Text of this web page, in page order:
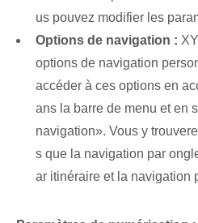
us pouvez modifier les
Options de navigation :
options de navigation
accéder à ces options en
ans la barre de menu⁢ et en
navigation». Vous y
s que la navigation par
ar itinéraire et la navigation